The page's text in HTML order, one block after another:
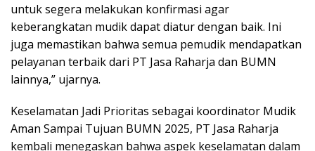
untuk segera melakukan konfirmasi agar
keberangkatan mudik dapat diatur dengan baik. Ini
juga memastikan bahwa semua pemudik mendapatkan
pelayanan terbaik dari PT Jasa Raharja dan BUMN
lainnya,” ujarnya.
Keselamatan Jadi Prioritas sebagai koordinator Mudik
Aman Sampai Tujuan BUMN 2025, PT Jasa Raharja
kembali menegaskan bahwa aspek keselamatan dalam